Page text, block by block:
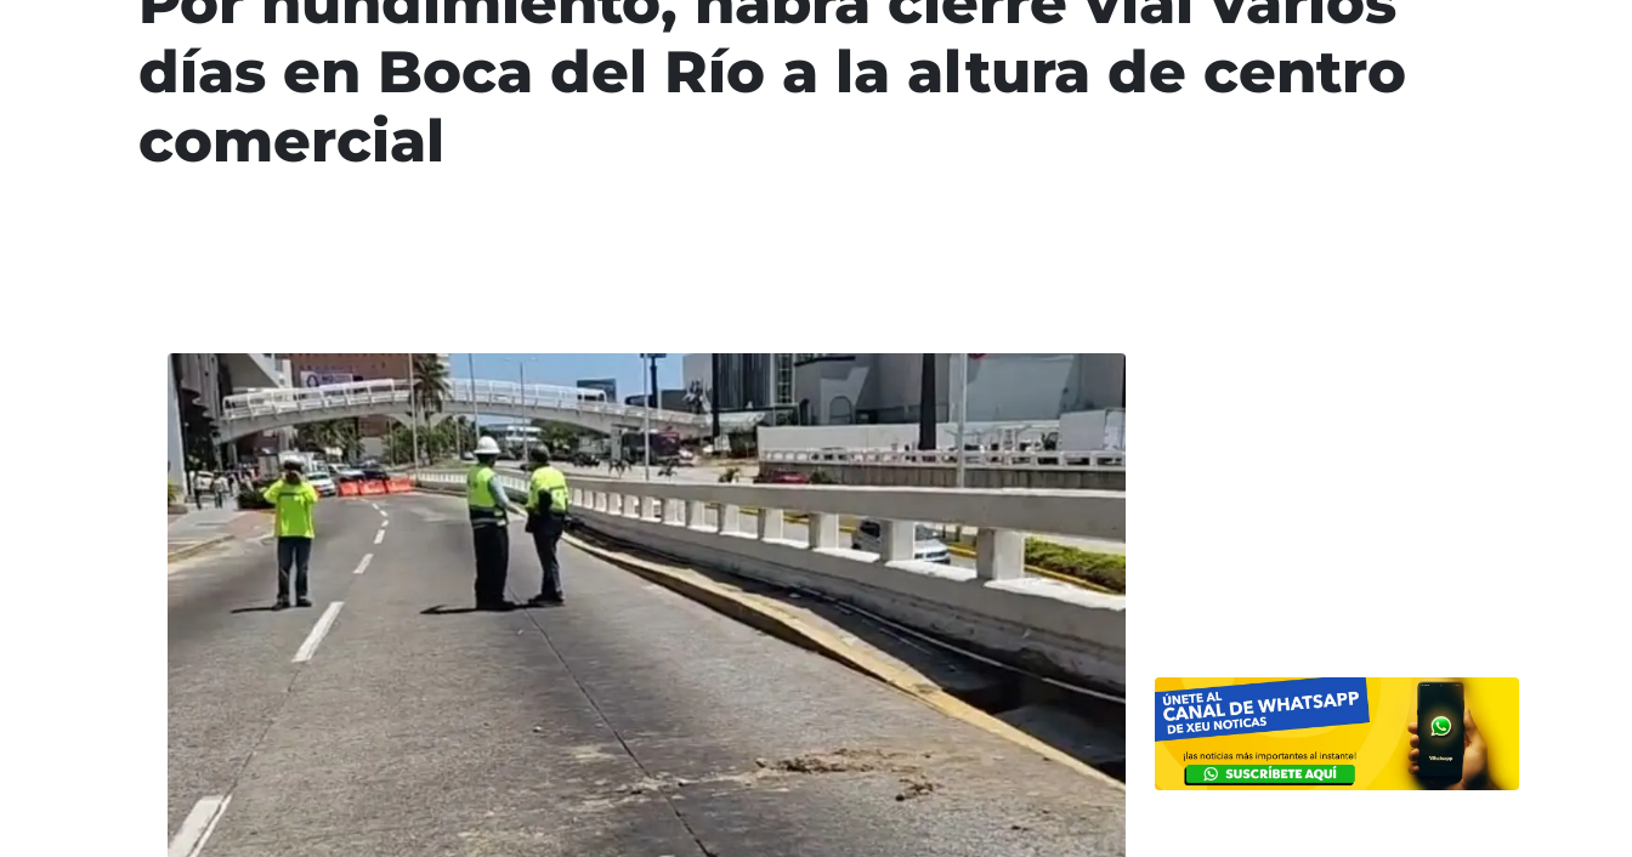
días en Boca del Río a la altura de centro
comercial